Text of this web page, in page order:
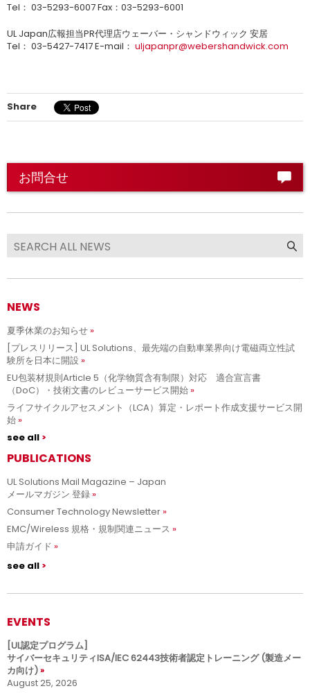
Tel： 03-5293-6007 Fax：03-5293-6001
UL Japan広報担当PR代理店ウェーバー・シャンドウィック 安居
Tel： 03-5427-7417 E-mail： uljapanpr@webershandwick.com
Share
お問合せ
NEWS
夏季休業のお知らせ
[プレスリリース] UL Solutions、最先端の自動車業界向け電磁両立性試
験所を日本に開設
EU包装材規則Article 5（化学物質含有制限）対応 適合宣言書
（DoC）・技術文書のレビューサービス開始
ライフサイクルアセスメント（LCA）算定・レポート作成支援サービス開
始
see all
PUBLICATIONS
UL Solutions Mail Magazine – Japan
メールマガジン 登録
Consumer Technology Newsletter
EMC/Wireless 規格・規制関連ニュース
申請ガイド
see all
EVENTS
[UL認定プログラム]
サイバーセキュリティISA/IEC 62443技術者認定トレーニング (製造メー
カ向け)
August 25, 2026